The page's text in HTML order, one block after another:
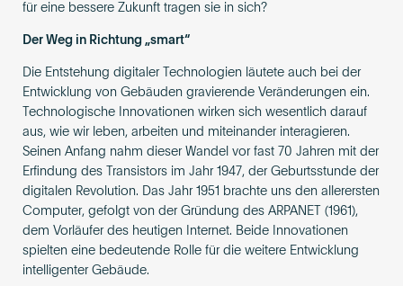
für eine bessere Zukunft tragen sie in sich?
Der Weg in Richtung „smart“
Die Entstehung digitaler Technologien läutete auch bei der
Entwicklung von Gebäuden gravierende Veränderungen ein.
Technologische Innovationen wirken sich wesentlich darauf
aus, wie wir leben, arbeiten und miteinander interagieren.
Seinen Anfang nahm dieser Wandel vor fast 70 Jahren mit der
Erfindung des Transistors im Jahr 1947, der Geburtsstunde der
digitalen Revolution. Das Jahr 1951 brachte uns den allerersten
Computer, gefolgt von der Gründung des ARPANET (1961),
dem Vorläufer des heutigen Internet. Beide Innovationen
spielten eine bedeutende Rolle für die weitere Entwicklung
intelligenter Gebäude.